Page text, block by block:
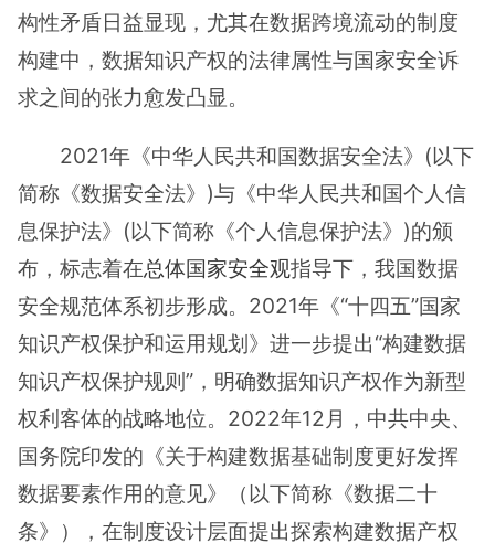
构性矛盾日益显现，尤其在数据跨境流动的制度
构建中，数据知识产权的法律属性与国家安全诉
求之间的张力愈发凸显。
2021年《中华人民共和国数据安全法》(以下
简称《数据安全法》)与《中华人民共和国个人信
息保护法》(以下简称《个人信息保护法》)的颁
布，标志着在总体国家安全观指导下，我国数据
安全规范体系初步形成。2021年《“十四五”国家
知识产权保护和运用规划》进一步提出“构建数据
知识产权保护规则”，明确数据知识产权作为新型
权利客体的战略地位。2022年12月，中共中央、
国务院印发的《关于构建数据基础制度更好发挥
数据要素作用的意见》（以下简称《数据二十
条》），在制度设计层面提出探索构建数据产权